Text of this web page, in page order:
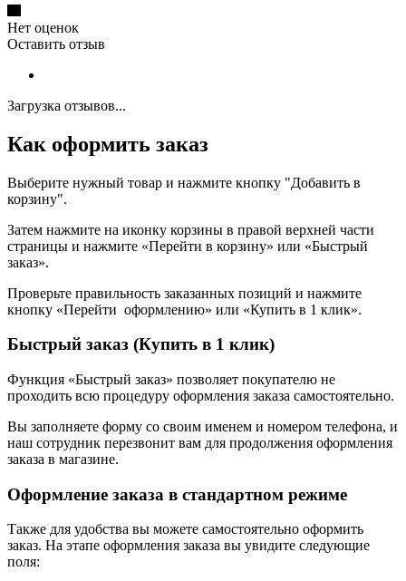
Нет оценок
Оставить отзыв
Загрузка отзывов...
Как оформить заказ
Выберите нужный товар и нажмите кнопку "Добавить в
корзину".
Затем нажмите на иконку корзины в правой верхней части
страницы и нажмите «Перейти в корзину» или «Быстрый
заказ».
Проверьте правильность заказанных позиций и нажмите
кнопку «Перейти оформлению» или «Купить в 1 клик».
Быстрый заказ (Купить в 1 клик)
Функция «Быстрый заказ» позволяет покупателю не
проходить всю процедуру оформления заказа самостоятельно.
Вы заполняете форму со своим именем и номером телефона, и
наш сотрудник перезвонит вам для продолжения оформления
заказа в магазине.
Оформление заказа в стандартном режиме
Также для удобства вы можете самостоятельно оформить
заказ. На этапе оформления заказа вы увидите следующие
поля: